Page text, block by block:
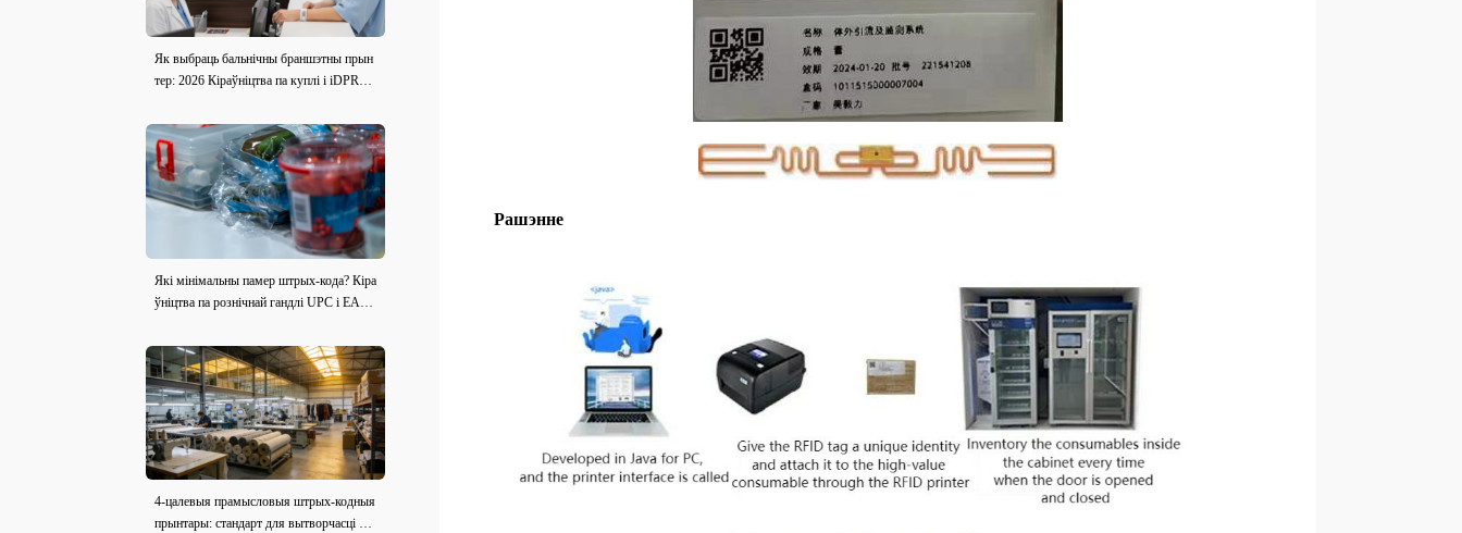
Рашэнне
Як выбраць бальнічны браншэтны прын
тер: 2026 Кіраўніцтва па куплі і iDPRT i
Які мінімальны памер штрых-кода? Кіра
ўніцтва па рознічнай гандлі UPC і EAN
4-цалевыя прамысловыя штрых-кодныя
прынтары: стандарт для вытворчасці адз